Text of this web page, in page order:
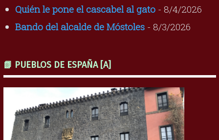
Quién le pone el cascabel al gato- 8/4/2026
Bando del alcalde de Móstoles- 8/3/2026
📗 PUEBLOS DE ESPAÑA [A]